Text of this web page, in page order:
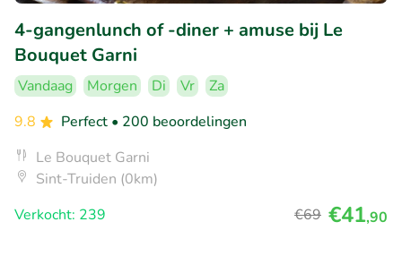
4-gangenlunch of -diner + amuse bij Le
Bouquet Garni
Vandaag Morgen Di Vr
Za
9.8
Perfect • 200 beoordelingen
Le Bouquet Garni
Sint-Truiden (0km)
Verkocht: 239
€69 €41,90